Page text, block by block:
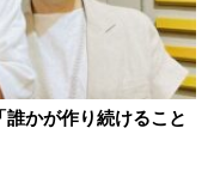
かが作り続けること